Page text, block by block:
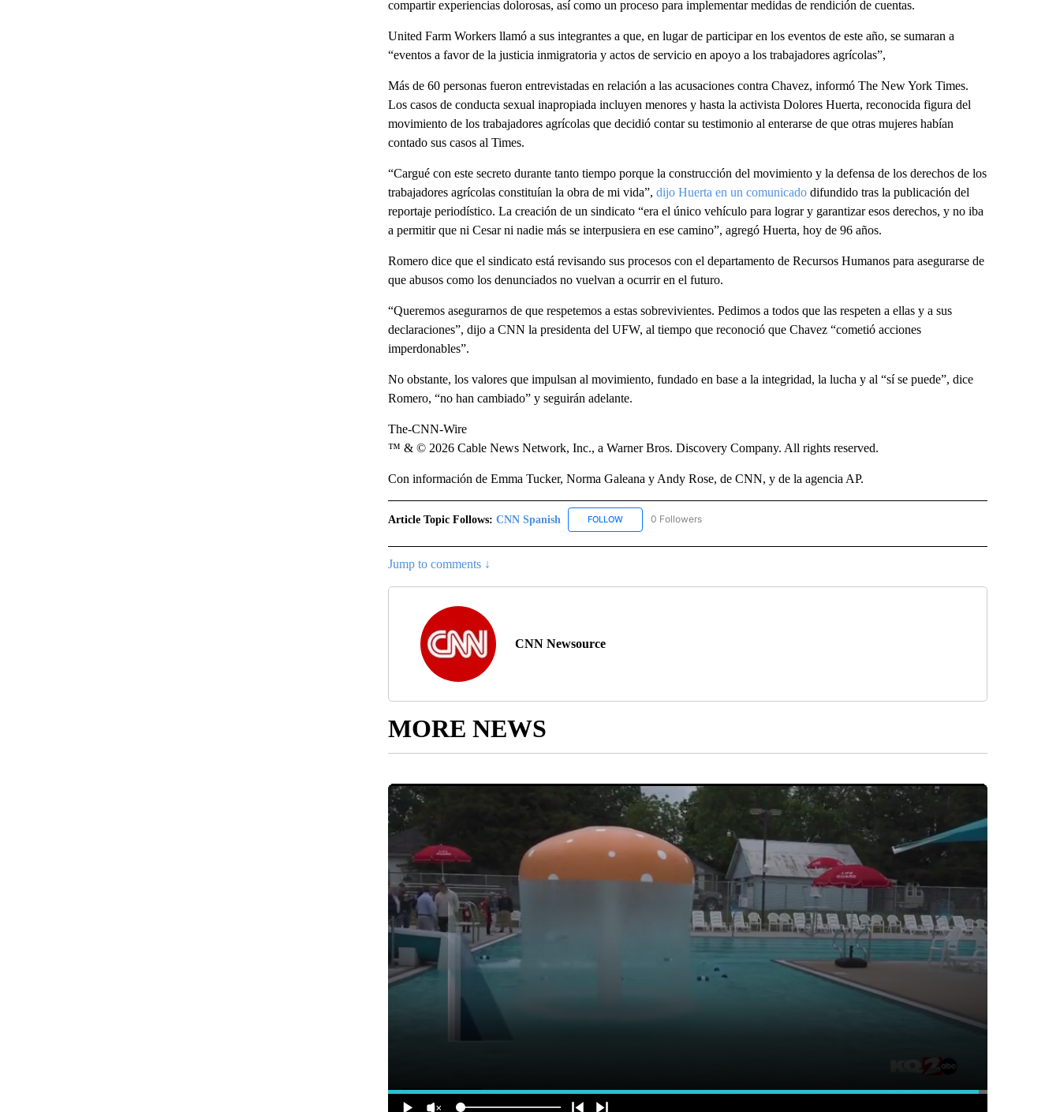
compartir experiencias dolorosas, así como un proceso para implementar medidas de rendición de cuentas.
United Farm Workers llamó a sus integrantes a que, en lugar de participar en los eventos de este año, se sumaran a
“eventos a favor de la justicia inmigratoria y actos de servicio en apoyo a los trabajadores agrícolas”,
Más de 60 personas fueron entrevistadas en relación a las acusaciones contra Chavez, informó The New York Times.
Los casos de conducta sexual inapropiada incluyen menores y hasta la activista Dolores Huerta, reconocida figura del
movimiento de los trabajadores agrícolas que decidió contar su testimonio al enterarse de que otras mujeres habían
contado sus casos al Times.
“Cargué con este secreto durante tanto tiempo porque la construcción del movimiento y la defensa de los derechos de los
trabajadores agrícolas constituían la obra de mi vida”, dijo Huerta en un comunicadodifundido tras la publicación del
reportaje periodístico. La creación de un sindicato “era el único vehículo para lograr y garantizar esos derechos, y no iba
a permitir que ni Cesar ni nadie más se interpusiera en ese camino”, agregó Huerta, hoy de 96 años.
Romero dice que el sindicato está revisando sus procesos con el departamento de Recursos Humanos para asegurarse de
que abusos como los denunciados no vuelvan a ocurrir en el futuro.
“Queremos asegurarnos de que respetemos a estas sobrevivientes. Pedimos a todos que las respeten a ellas y a sus
declaraciones”, dijo a CNN la presidenta del UFW, al tiempo que reconoció que Chavez “cometió acciones
imperdonables”.
No obstante, los valores que impulsan al movimiento, fundado en base a la integridad, la lucha y al “sí se puede”, dice
Romero, “no han cambiado” y seguirán adelante.
The-CNN-Wire
™ & © 2026 Cable News Network, Inc., a Warner Bros. Discovery Company. All rights reserved.
Con información de Emma Tucker, Norma Galeana y Andy Rose, de CNN, y de la agencia AP.
Article Topic Follows: CNN Spanish FOLLOWFOLLOW "CNN SPANISH" TO RECEIVE NOTIFICATIONS ABOUT NEW PAGES ON "CNN SPANISH".
0 Followers
Jump to comments ↓
CNN Newsource
MORE NEWS